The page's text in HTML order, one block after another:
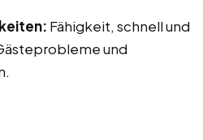
Fähigkeit, schnell und
und